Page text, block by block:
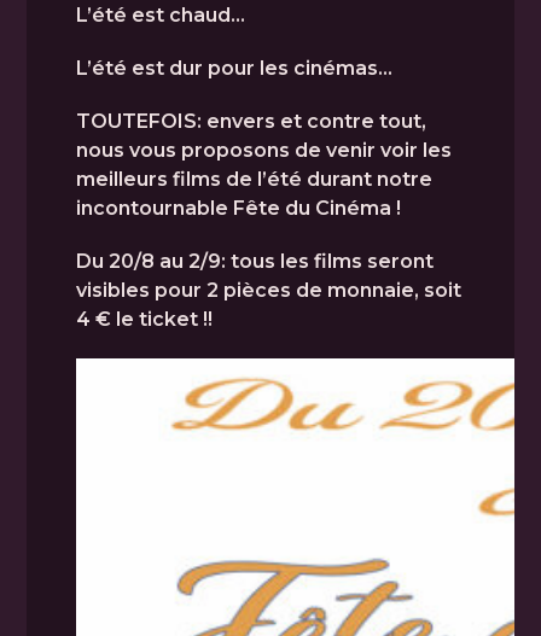
L’été est chaud…
L’été est dur pour les cinémas…
TOUTEFOIS: envers et contre tout,
nous vous proposons de venir voir les
meilleurs films de l’été durant notre
incontournable Fête du Cinéma !
Du 20/8 au 2/9: tous les films seront
visibles pour 2 pièces de monnaie, soit
4 € le ticket !!